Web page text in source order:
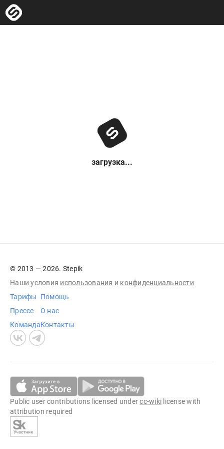
загрузка...
© 2013 — 2026. Stepik
Наши условия использования и конфиденциальности
Тарифы
Прессе
Команда
Помощь
О нас
Контакты
Public user contributions licensed undercc-wiki license with
attribution required